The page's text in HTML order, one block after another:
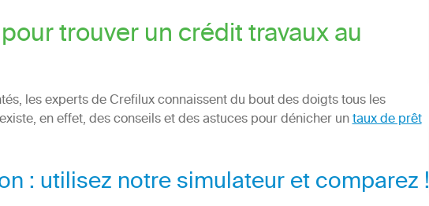
trouver un crédit travaux au
les experts de Crefilux connaissent du bout des doigts tous les
en effet, des conseils et des astuces pour dénicher untaux de prêt
: utilisez notre simulateur et comparez !